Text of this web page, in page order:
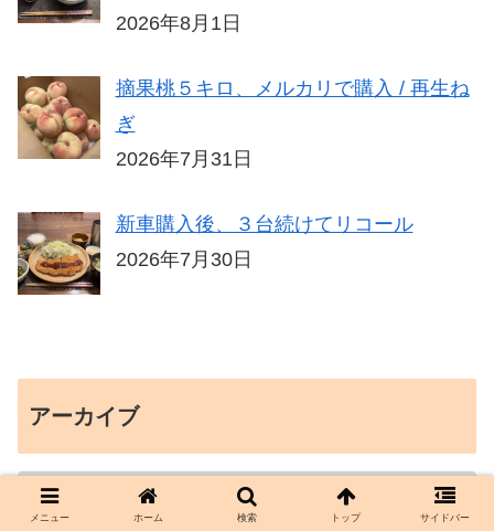
2026年8月1日
摘果桃５キロ、メルカリで購入 / 再生ね
ぎ
2026年7月31日
新車購入後、３台続けてリコール
2026年7月30日
アーカイブ
メニュー ホーム 検索 トップ サイドバー